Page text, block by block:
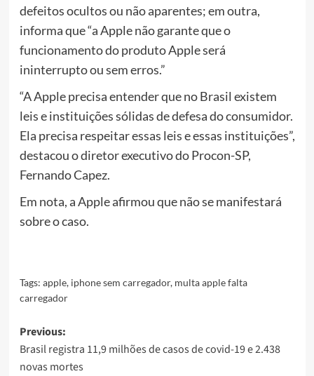
defeitos ocultos ou não aparentes; em outra,
informa que “a Apple não garante que o
funcionamento do produto Apple será
ininterrupto ou sem erros.”
“A Apple precisa entender que no Brasil existem
leis e instituições sólidas de defesa do consumidor.
Ela precisa respeitar essas leis e essas instituições”,
destacou o diretor executivo do Procon-SP,
Fernando Capez.
Em nota, a Apple afirmou que não se manifestará
sobre o caso.
Tags: apple, iphone sem carregador, multa apple falta
carregador
Post
navigation
Previous:
Brasil registra 11,9 milhões de casos de covid-19 e 2.438
novas mortes